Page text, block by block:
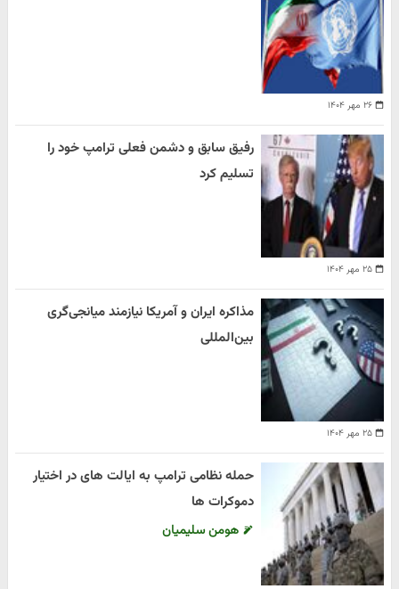
۲۶ مهر ۱۴۰۴
۲۵ مهر ۱۴۰۴
رفیق سابق و دشمن فعلی ترامپ خود را
تسلیم کرد
۲۵ مهر ۱۴۰۴
مذاکره ایران و آمریکا نیازمند میانجی‌گری
بین‌المللی
حمله نظامی ترامپ به ایالت های در اختیار
دموکرات ها
هومن سلیمیان